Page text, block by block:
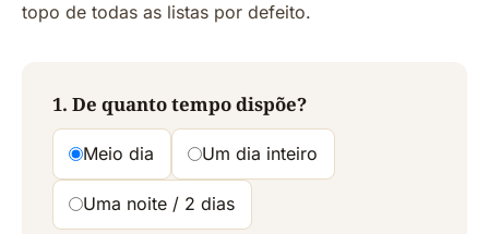
topo de todas as listas por defeito.
1. De quanto tempo dispõe?
Meio dia Um dia inteiro
Uma noite / 2 dias